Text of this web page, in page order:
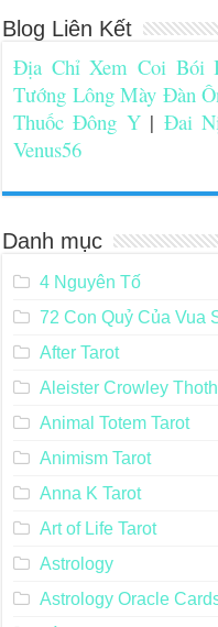
Blog Liên Kết
Địa Chỉ Xem Coi Bói
Tướng Lông Mày Đàn
Thuốc Đông Y| Đai
Venus56
Danh mục
4 Nguyên Tố
72 Con Quỷ Của Vua
After Tarot
Aleister Crowley
Animal Totem Tarot
Animism Tarot
Anna K Tarot
Art of Life Tarot
Astrology
Astrology Oracle